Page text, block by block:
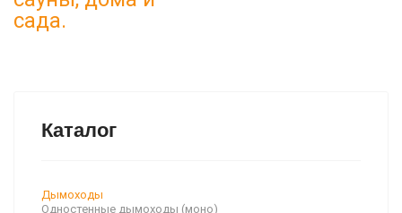
Каталог
Дымоходы
Одностенные дымоходы (моно)